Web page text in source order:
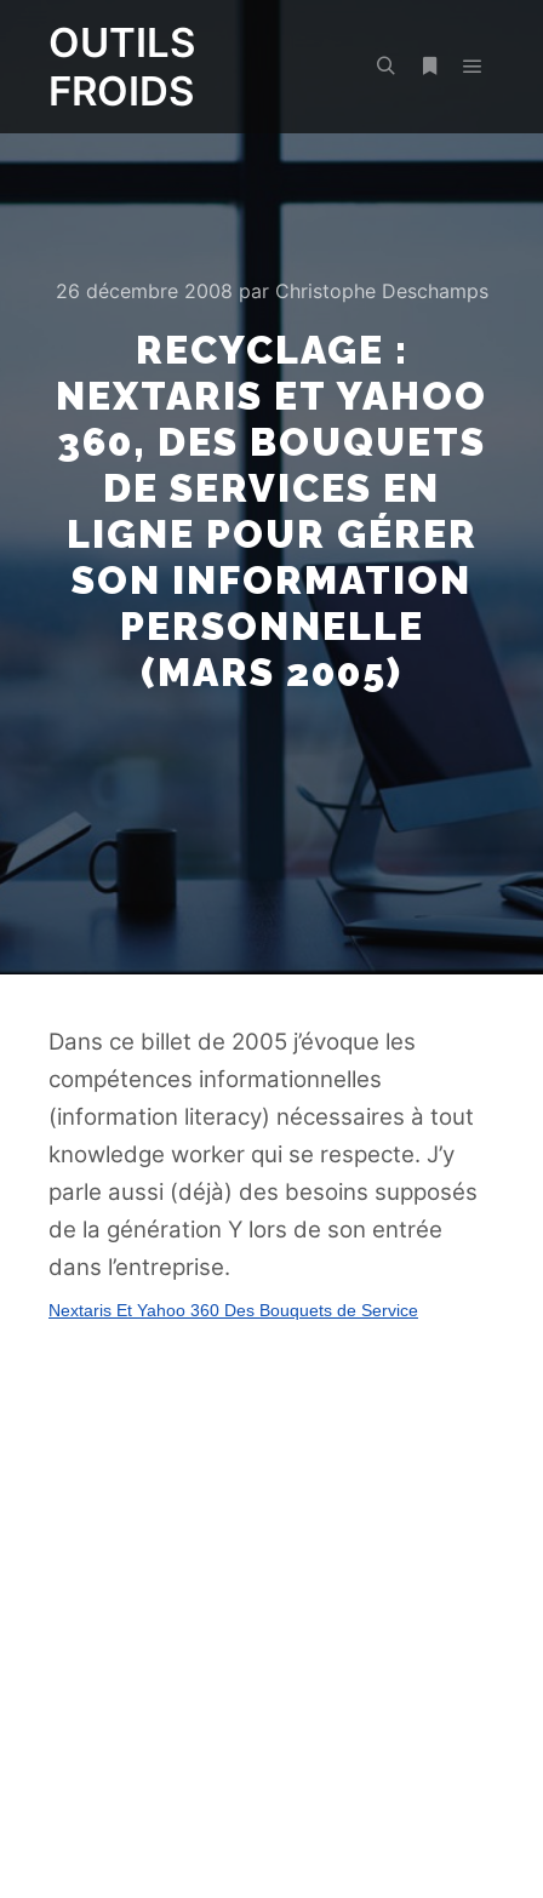
OUTILS
FROIDS
26 décembre 2008 par Christophe Deschamps
RECYCLAGE :
NEXTARIS ET YAHOO
360, DES BOUQUETS
DE SERVICES EN
LIGNE POUR GÉRER
SON INFORMATION
PERSONNELLE
(MARS 2005)
Dans ce billet de 2005 j’évoque les
compétences informationnelles
(information literacy) nécessaires à tout
knowledge worker qui se respecte. J’y
parle aussi (déjà) des besoins supposés
de la génération Y lors de son entrée
dans l’entreprise.
Nextaris Et Yahoo 360 Des Bouquets de Service